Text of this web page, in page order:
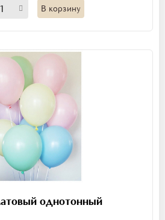
В корзину
однотонный